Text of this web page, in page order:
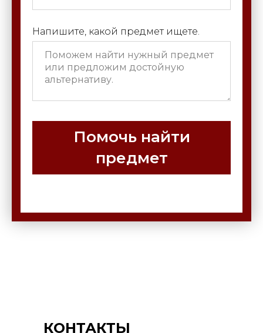
Напишите, какой предмет ищете.
Помочь найти
предмет
КОНТАКТЫ